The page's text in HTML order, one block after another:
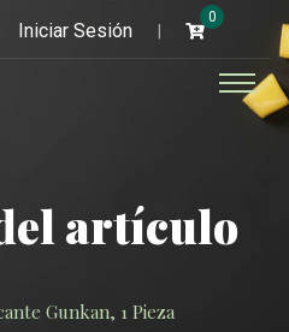
Iniciar Sesión
0
artículo
Gunkan, 1 Pieza